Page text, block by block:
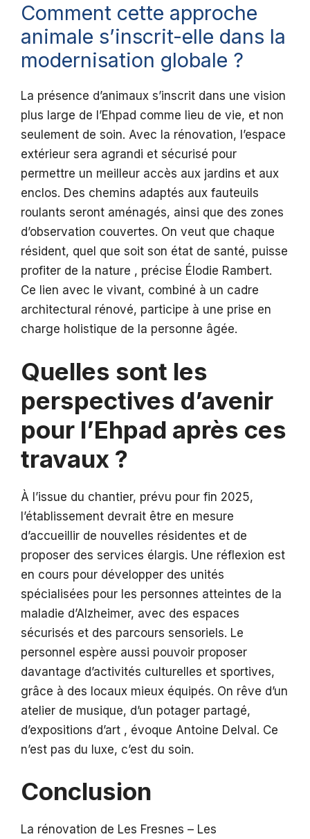
Comment cette approche
animale s’inscrit-elle dans la
modernisation globale ?
La présence d’animaux s’inscrit dans une vision
plus large de l’Ehpad comme lieu de vie, et non
seulement de soin. Avec la rénovation, l’espace
extérieur sera agrandi et sécurisé pour
permettre un meilleur accès aux jardins et aux
enclos. Des chemins adaptés aux fauteuils
roulants seront aménagés, ainsi que des zones
d’observation couvertes. On veut que chaque
résident, quel que soit son état de santé, puisse
profiter de la nature , précise Élodie Rambert.
Ce lien avec le vivant, combiné à un cadre
architectural rénové, participe à une prise en
charge holistique de la personne âgée.
Quelles sont les
perspectives d’avenir
pour l’Ehpad après ces
travaux ?
À l’issue du chantier, prévu pour fin 2025,
l’établissement devrait être en mesure
d’accueillir de nouvelles résidentes et de
proposer des services élargis. Une réflexion est
en cours pour développer des unités
spécialisées pour les personnes atteintes de la
maladie d’Alzheimer, avec des espaces
sécurisés et des parcours sensoriels. Le
personnel espère aussi pouvoir proposer
davantage d’activités culturelles et sportives,
grâce à des locaux mieux équipés. On rêve d’un
atelier de musique, d’un potager partagé,
d’expositions d’art , évoque Antoine Delval. Ce
n’est pas du luxe, c’est du soin.
Conclusion
La rénovation de Les Fresnes – Les